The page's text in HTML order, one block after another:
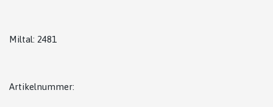
Miltal: 2481
Artikelnummer: